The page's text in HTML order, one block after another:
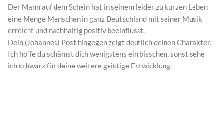
Der Mann auf dem Schein hat in seinem leider zu kurzen Leben
eine Menge Menschen in ganz Deutschland mit seiner Musik
erreicht und nachhaltig positiv beeinflusst.
Dein (Johannes) Post hingegen zeigt deutlich deinen Charakter.
Ich hoffe du schämst dich wenigstens ein bisschen, sonst sehe
ich schwarz für deine weitere geistige Entwicklung.